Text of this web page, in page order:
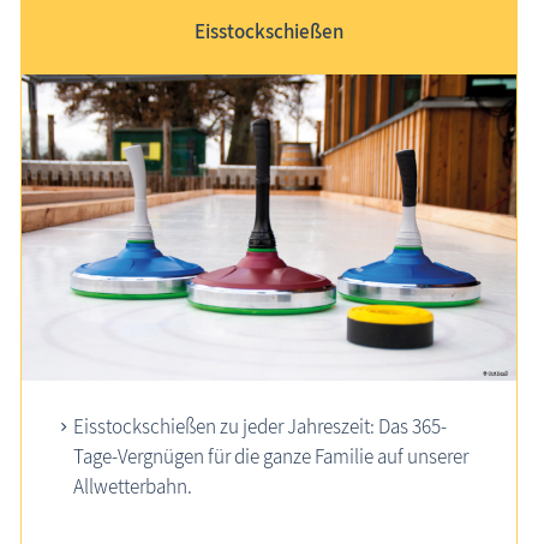
Eisstockschießen
Eisstockschießen zu jeder Jahreszeit: Das 365-
Tage-Vergnügen für die ganze Familie auf unserer
Allwetterbahn.